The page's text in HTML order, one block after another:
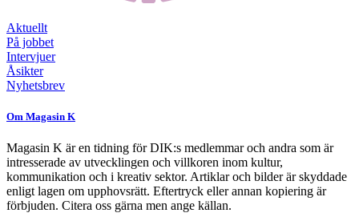
Aktuellt
På jobbet
Intervjuer
Åsikter
Nyhetsbrev
Om Magasin K
Magasin K är en tidning för DIK:s medlemmar och andra som är
intresserade av utvecklingen och villkoren inom kultur,
kommunikation och i kreativ sektor. Artiklar och bilder är skyddade
enligt lagen om upphovsrätt. Eftertryck eller annan kopiering är
förbjuden. Citera oss gärna men ange källan.